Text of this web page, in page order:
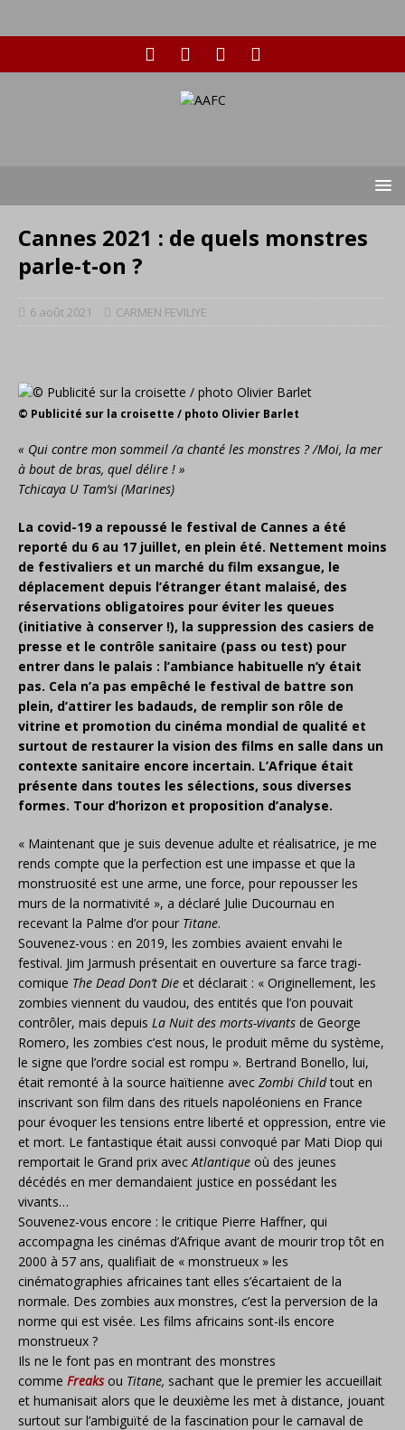
Cannes 2021 : de quels monstres
parle-t-on ?
6 août 2021 CARMEN FEVILIYE
© Publicité sur la croisette / photo Olivier Barlet
« Qui contre mon sommeil /a chanté les monstres ? /Moi, la mer
à bout de bras, quel délire ! »
Tchicaya U Tam’si (Marines)
La covid-19 a repoussé le festival de Cannes a été
reporté du 6 au 17 juillet, en plein été. Nettement moins
de festivaliers et un marché du film exsangue, le
déplacement depuis l’étranger étant malaisé, des
réservations obligatoires pour éviter les queues
(initiative à conserver !), la suppression des casiers de
presse et le contrôle sanitaire (pass ou test) pour
entrer dans le palais : l’ambiance habituelle n’y était
pas. Cela n’a pas empêché le festival de battre son
plein, d’attirer les badauds, de remplir son rôle de
vitrine et promotion du cinéma mondial de qualité et
surtout de restaurer la vision des films en salle dans un
contexte sanitaire encore incertain. L’Afrique était
présente dans toutes les sélections, sous diverses
formes. Tour d’horizon et proposition d’analyse.
« Maintenant que je suis devenue adulte et réalisatrice, je me
rends compte que la perfection est une impasse et que la
monstruosité est une arme, une force, pour repousser les
murs de la normativité », a déclaré Julie Ducournau en
recevant la Palme d’or pour Titane.
Souvenez-vous : en 2019, les zombies avaient envahi le
festival. Jim Jarmush présentait en ouverture sa farce tragi-
comique The Dead Don’t Die et déclarait : « Originellement, les
zombies viennent du vaudou, des entités que l’on pouvait
contrôler, mais depuis La Nuit des morts-vivants de George
Romero, les zombies c’est nous, le produit même du système,
le signe que l’ordre social est rompu ». Bertrand Bonello, lui,
était remonté à la source haïtienne avec Zombi Childtout en
inscrivant son film dans des rituels napoléoniens en France
pour évoquer les tensions entre liberté et oppression, entre vie
et mort. Le fantastique était aussi convoqué par Mati Diop qui
remportait le Grand prix avecAtlantique où des jeunes
décédés en mer demandaient justice en possédant les
vivants…
Souvenez-vous encore : le critique Pierre Haffner, qui
accompagna les cinémas d’Afrique avant de mourir trop tôt en
2000 à 57 ans, qualifiait de « monstrueux » les
cinématographies africaines tant elles s’écartaient de la
normale. Des zombies aux monstres, c’est la perversion de la
norme qui est visée. Les films africains sont-ils encore
monstrueux ?
Ils ne le font pas en montrant des monstres
comme Freaks ou Titane, sachant que le premier les accueillait
et humanisait alors que le deuxième les met à distance, jouant
surtout sur l’ambiguïté de la fascination pour le carnaval de